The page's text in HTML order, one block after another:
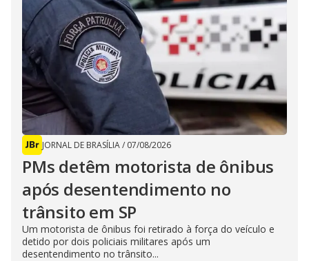
JORNAL DE BRASÍLIA/ 07/08/2026
PMs detêm motorista de ônibus
após desentendimento no
trânsito em SP
Um motorista de ônibus foi retirado à força do veículo e
detido por dois policiais militares após um
desentendimento no trânsito...